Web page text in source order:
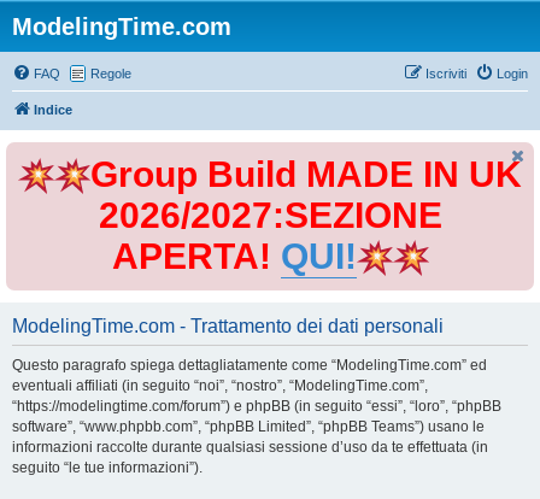
ModelingTime.com
FAQ Regole Login
Iscriviti
Indice
Group Build MADE IN UK
2026/2027:SEZIONE
APERTA! QUI!
ModelingTime.com - Trattamento dei dati personali
Questo paragrafo spiega dettagliatamente come “ModelingTime.com” ed
eventuali affiliati (in seguito “noi”, “nostro”, “ModelingTime.com”,
“https://modelingtime.com/forum”) e phpBB (in seguito “essi”, “loro”, “phpBB
software”, “www.phpbb.com”, “phpBB Limited”, “phpBB Teams”) usano le
informazioni raccolte durante qualsiasi sessione d’uso da te effettuata (in
seguito “le tue informazioni”).